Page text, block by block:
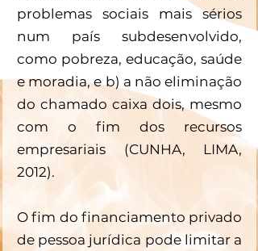
problemas sociais mais sérios
num país subdesenvolvido,
como pobreza, educação, saúde
e moradia, e b) a não eliminação
do chamado caixa dois, mesmo
com o fim dos recursos
empresariais (CUNHA, LIMA,
2012).
O fim do financiamento privado
de pessoa jurídica pode limitar a